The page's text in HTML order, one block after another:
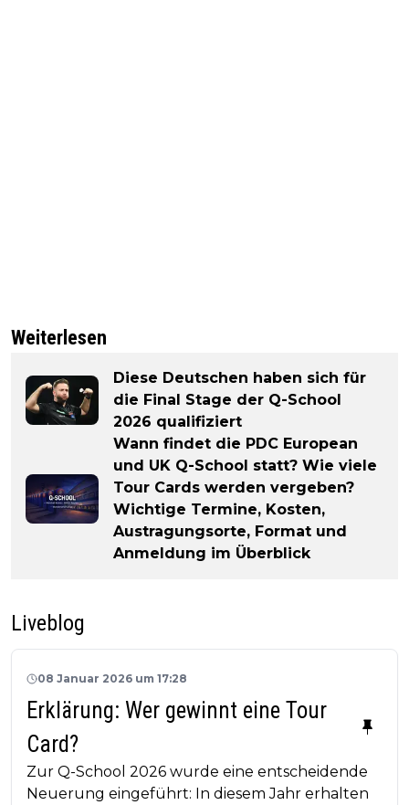
Weiterlesen
Diese Deutschen haben sich für
die Final Stage der Q-School
2026 qualifiziert
Wann findet die PDC European
und UK Q-School statt? Wie viele
Tour Cards werden vergeben?
Wichtige Termine, Kosten,
Austragungsorte, Format und
Anmeldung im Überblick
Liveblog
08 Januar 2026 um 17:28
Erklärung: Wer gewinnt eine Tour
Card?
Zur Q-School 2026 wurde eine entscheidende
Neuerung eingeführt: In diesem Jahr erhalten